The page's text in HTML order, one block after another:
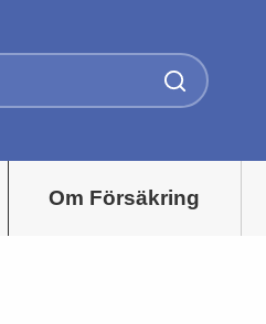
Om Försäkring